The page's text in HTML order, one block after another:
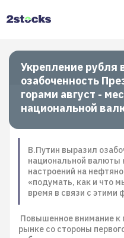
Укрепление рубля
озабоченность
горами август -
национальной
В.Путин выразил
национальной валюты
настроений на
«подумать, как и что
время в связи с этими
Повышенное внимание к
рынке со стороны